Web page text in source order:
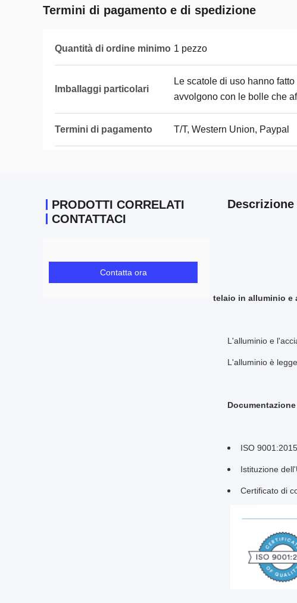
Termini di pagamento e di spedizione
Quantità di ordine minimo 1 pezzo
Imballaggi particolari
Le scatole di uso hanno
avvolgono con le bolle che
Termini di pagamento T/T, Western Union, Paypal
PRODOTTI CORRELATI
CONTATTACI
Contatta ora
telaio in alluminio e
L'alluminio e
L'alluminio è
ISO
Istituzione
Certificato di